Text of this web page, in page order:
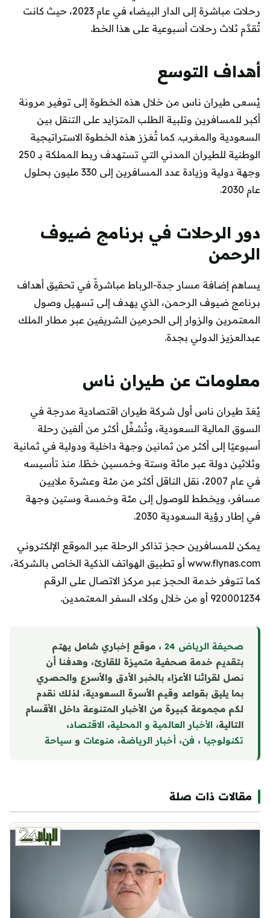
رحلات مباشرة إلى الدار البيضاء في عام 2023، حيث كانت
تُقدَّم ثلاث رحلات أسبوعية على هذا الخط.
أهداف التوسع
يُسعى طيران ناس من خلال هذه الخطوة إلى توفير مرونة
أكبر للمسافرين وتلبية الطلب المتزايد على التنقل بين
السعودية والمغرب. كما تُعَزز هذه الخطوة الاستراتيجية
الوطنية للطيران المدني التي تستهدف ربط المملكة بـ 250
وجهة دولية وزيادة عدد المسافرين إلى 330 مليون بحلول
عام 2030.
دور الرحلات في برنامج ضيوف
الرحمن
يساهم إضافة مسار جدة‑الرباط مباشرةً في تحقيق أهداف
برنامج ضيوف الرحمن، الذي يهدف إلى تسهيل وصول
المعتمرين والزوار إلى الحرمين الشريفين عبر مطار الملك
عبدالعزيز الدولي بجدة.
معلومات عن طيران ناس
يُعَدّ طيران ناس أول شركة طيران اقتصادية مدرجة في
السوق المالية السعودية، وتُشغِّل أكثر من ألفين رحلة
أسبوعيًا إلى أكثر من ثمانين وجهة داخلية ودولية في ثمانية
وثلاثين دولة عبر مائة وستة وخمسين خطًا. منذ تأسيسه
في عام 2007، نقل الناقل أكثر من مئة وعشرة ملايين
مسافر، ويخطط للوصول إلى مئة وخمسة وستين وجهة
في إطار رؤية السعودية 2030.
يمكن للمسافرين حجز تذاكر الرحلة عبر الموقع الإلكتروني
www.flynas.com أو تطبيق الهواتف الذكية الخاص بالشركة،
كما تتوفر خدمة الحجز عبر مركز الاتصال على الرقم
920001234 أو من خلال وكلاء السفر المعتمدين.
صحيفة الرياض 24
، موقع إخباري شامل يهتم
بتقديم خدمة صحفية متميزة للقارئ، وهدفنا أن
نصل لقرائنا الأعزاء بالخبر الأدق والأسرع والحصري
بما يليق بقواعد وقيم الأسرة السعودية، لذلك نقدم
لكم مجموعة كبيرة من الأخبار المتنوعة داخل الأقسام
التالية، الأخبار العالمية و المحلية، الاقتصاد،
تكنولوجيا ، فن، أخبار الرياضة، منوعات و سياحة
مقالات ذات صلة